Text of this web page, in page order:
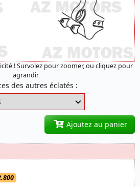
! Survolez pour zoomer, ou cliquez pour
agrandir
des autres éclatés :
Ajoutez au panier